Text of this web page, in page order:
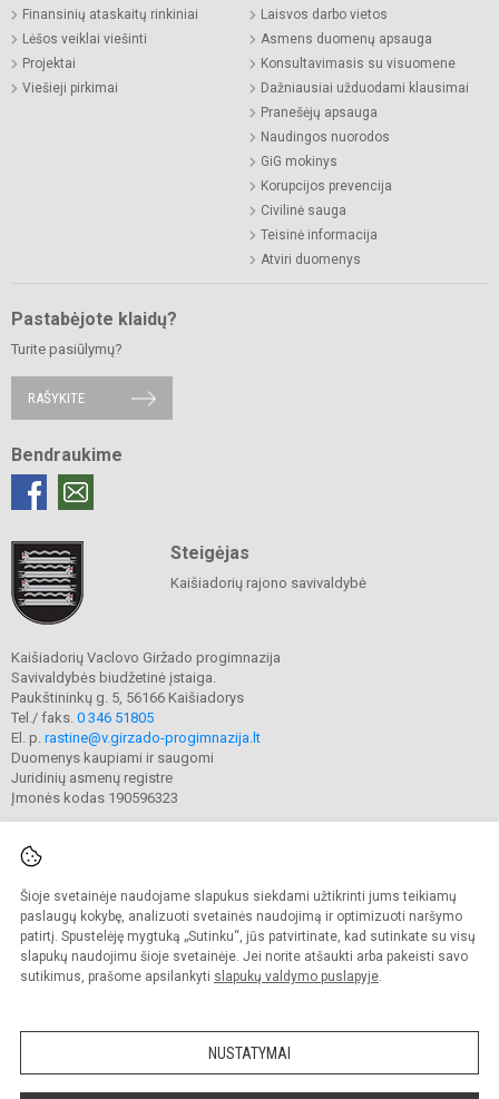
Šioje svetainėje naudojame slapukus siekdami užtikrinti jums teikiamų
paslaugų kokybę, analizuoti svetainės naudojimą ir optimizuoti naršymo
patirtį. Spustelėję mygtuką „Sutinku“, jūs patvirtinate, kad sutinkate su visų
slapukų naudojimu šioje svetainėje. Jei norite atšaukti arba pakeisti savo
sutikimus, prašome apsilankyti slapukų valdymo puslapyje.
NUSTATYMAI
Finansinių ataskaitų rinkiniai
Lėšos veiklai viešinti
Projektai
Viešieji pirkimai
Laisvos darbo vietos
Asmens duomenų apsauga
Konsultavimasis su visuomene
Dažniausiai užduodami klausimai
Pranešėjų apsauga
Naudingos nuorodos
GiG mokinys
Korupcijos prevencija
Civilinė sauga
Teisinė informacija
Atviri duomenys
Pastabėjote klaidų?
Turite pasiūlymų?
RAŠYKITE
Bendraukime
Steigėjas
Kaišiadorių rajono savivaldybė
Kaišiadorių Vaclovo Giržado progimnazija
Savivaldybės biudžetinė įstaiga.
Paukštininkų g. 5, 56166 Kaišiadorys
Tel./ faks. 0 346 51805
El. p. rastine@v.girzado-progimnazija.lt
Duomenys kaupiami ir saugomi
Juridinių asmenų registre
Įmonės kodas 190596323
© 2020. Kaišiadorių Vaclovo Giržado progimnazija. Visos teisės saugomos.
Kopijuoti turinį be raštiško gimnazijos sutikimo griežtai draudžiama.
Prieinamumo paraiška Slapukų valdymas
Sumanus būdas atnaujinti